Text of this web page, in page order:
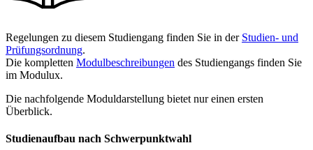
Regelungen zu diesem Studiengang finden Sie in der Studien- und
Prüfungsordnung.
Die kompletten Modulbeschreibungen des Studiengangs finden Sie
im Modulux.
Die nachfolgende Moduldarstellung bietet nur einen ersten
Überblick.
Studienaufbau nach Schwerpunktwahl